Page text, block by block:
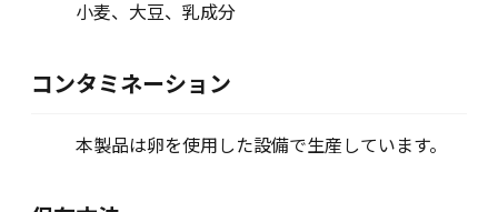
小麦、大豆、乳成分
コンタミネーション
本製品は卵を使用した設備で生産しています。